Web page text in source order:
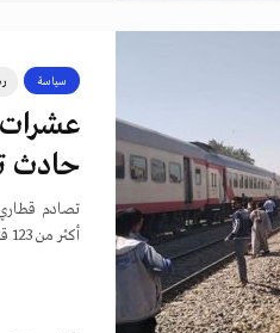
سياسة
عشرات
حادث
تصادم
أكثر من 123 قتيل وجريح بحسب آخر الإحصائات.